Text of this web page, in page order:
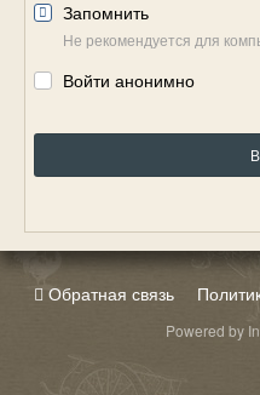
Запомнить
Не рекомендуется для
Войти анонимно
Обратная связь
Powered by